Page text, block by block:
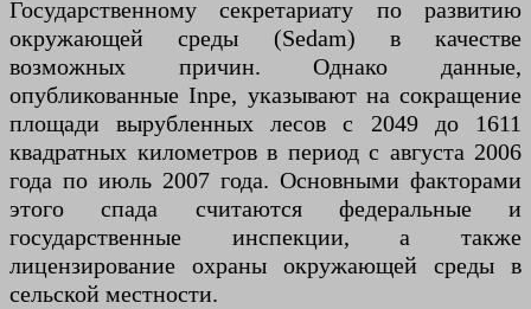
Государственному секретариату по развитию
окружающей среды (Sedam) в качестве
возможных причин. Однако данные,
опубликованные Inpe, указывают на сокращение
площади вырубленных лесов с 2049 до 1611
квадратных километров в период с августа 2006
года по июль 2007 года. Основными факторами
этого спада считаются федеральные и
государственные инспекции, а также
лицензирование охраны окружающей среды в
сельской местности.